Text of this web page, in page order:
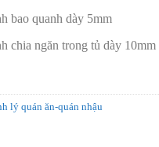
bao quanh dày 5mm
chia ngăn trong tủ dày 10mm
lý quán ăn-quán nhậu